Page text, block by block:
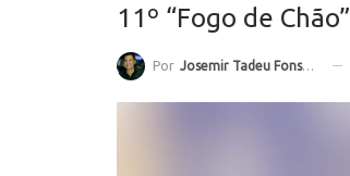
11º “Fogo de Chão”
Por Josemir Tadeu Fonseca